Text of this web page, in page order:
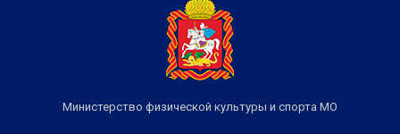
Министерство физической культуры и спорта МО